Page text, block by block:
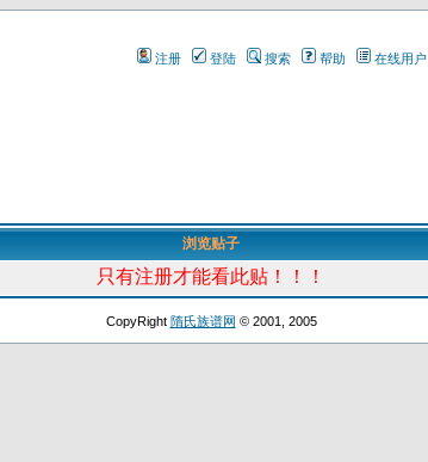
注册 登陆 搜索 帮助 在线用户
浏览贴子
只有注册才能看此贴！！！
CopyRight 隋氏族谱网 © 2001, 2005